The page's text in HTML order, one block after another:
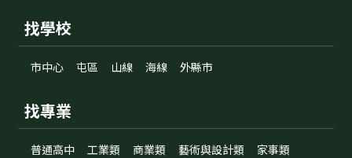
找學校
市中心 屯區 山線 海線 外縣市
找專業
普通高中 工業類 商業類 藝術與設計類
家事類